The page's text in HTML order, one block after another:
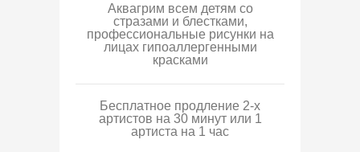
Аквагрим всем детям со
стразами и блестками,
профессиональные рисунки на
лицах гипоаллергенными
красками
Бесплатное продление 2-х
артистов на 30 минут или 1
артиста на 1 час